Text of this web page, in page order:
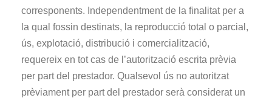
corresponents. Independentment de la finalitat per a
la qual fossin destinats, la reproducció total o parcial,
ús, explotació, distribució i comercialització,
requereix en tot cas de l’autorització escrita prèvia
per part del prestador. Qualsevol ús no autoritzat
prèviament per part del prestador serà considerat un